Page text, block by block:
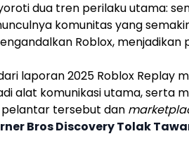
dua tren perilaku utama:
komunitas yang
Roblox, menjadikan
laporan2025 Roblox Replay
alat komunikasi utama, serta
tersebut dan
Bros Discovery Tolak